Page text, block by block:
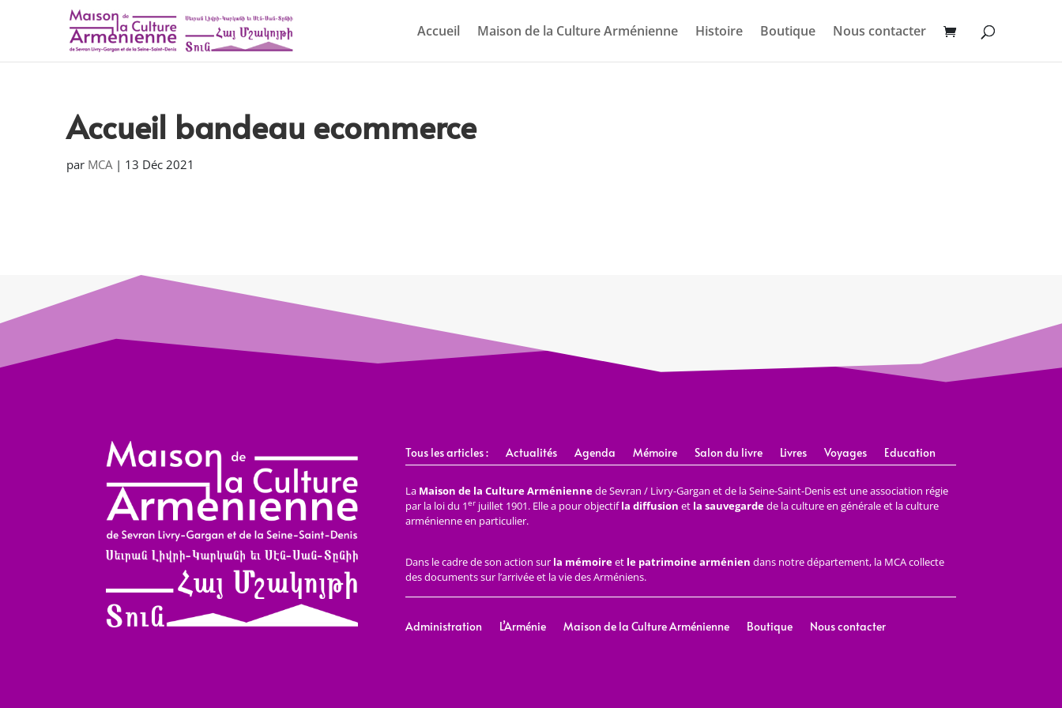
Accueil Maison de la Culture Arménienne Histoire Boutique Nous contacter
Accueil bandeau ecommerce
par MCA| 13 Déc 2021
Tous les articles : Actualités Agenda Mémoire Salon du livre Livres Voyages Education
La Maison de la Culture Arméniennede Sevran / Livry-Gargan et de la Seine-Saint-Denis est une association régie
par la loi du 1erjuillet 1901. Elle a pour objectifla diffusion et la sauvegardede la culture en générale et la culture
arménienne en particulier.
Dans le cadre de son action sur la mémoireet le patrimoine arménien dans notre département, la MCA collecte
des documents sur l’arrivée et la vie des Arméniens.
Administration L’Arménie Maison de la Culture Arménienne Boutique Nous contacter